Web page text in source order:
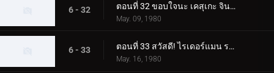
6 - 32 ตอนที่ 32 ขอบใจนะ เคสุเกะ จิน! ทิ้งการโจมตีครั้งสุดท้ายไว้ที่ฉัน!!
May. 09, 1980
6 - 33 ตอนที่ 33 สวัสดี! ไรเดอร์แมน ระวังเนซึระแมนด้วย
May. 16, 1980